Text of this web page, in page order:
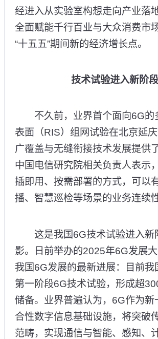
经进入从实验室构想走向产业落
全面赋能千行百业与大众消费市
“十五五”期间新的经济增长点。
技术试验进入新阶段
不久前，业界首个面向6G的
表面（RIS）组网试验在北京延
广覆盖与无缝衔接技术发展提供
中国电信研究院相关负责人表示
插即用、按需部署的方式，可以
播、智慧巡检等场景的业务连续
这是我国6G技术试验进入新
影。日前举办的2025年6G发展
我国6G发展的最新进展：目前我
第一阶段6G技术试验，形成超
储备。业界普遍认为，6G作为新
合性数字信息基础设施，将突破
范畴，实现通信与智能、感知、